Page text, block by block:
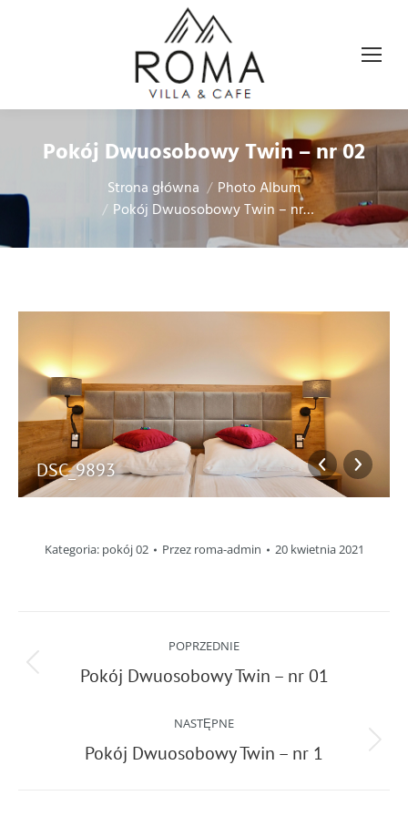
Pokój Dwuosobowy Twin – nr 02
Strona główna
Photo Album
Pokój Dwuosobowy Twin – nr…
DSC_9893
Kategoria: pokój 02 Przez roma-admin 20 kwietnia 2021
albumu
POPRZEDNIE
Poprzedni
Pokój Dwuosobowy Twin – nr 01
NASTĘPNE
Następny
Pokój Dwuosobowy Twin – nr 1